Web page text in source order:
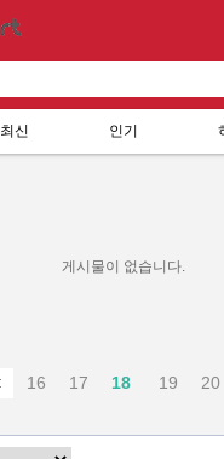
최신 인기
게시물이 없습니다.
16 17 18 19 20